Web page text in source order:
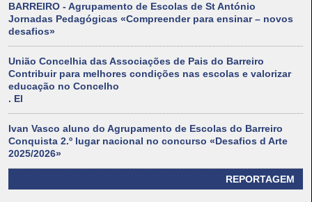
BARREIRO - Agrupamento de Escolas de St António
Jornadas Pedagógicas «Compreender para ensinar – novos
desafios»
União Concelhia das Associações de Pais do Barreiro
Contribuir para melhores condições nas escolas e valorizar
educação no Concelho
. El
Ivan Vasco aluno do Agrupamento de Escolas do Barreiro
Conquista 2.º lugar nacional no concurso «Desafios d Arte
2025/2026»
REPORTAGEM